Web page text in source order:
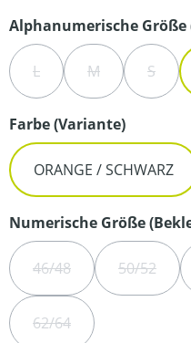
Alphanumerische Größe
L(DIESE OPTION IST
M(DIESE OPTION
S
Farbe (Variante)
ORANGE / SCHWARZ
Numerische Größe
46/48(DIESE OPTION IST
50/52(DIESE
62/64(DIESE OPTION IST